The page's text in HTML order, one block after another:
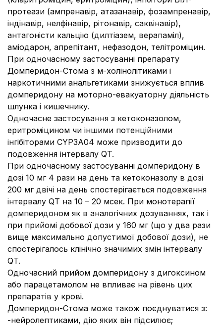
протеази (ампренавір, атазанавір, фозампренавір,
індінавір, нелфінавір, рітонавір, саквінавір),
антагоністи кальцію (дилтіазем, верапаміл),
аміодарон, апрепітант, нефазодон, телітроміцин.
При одночасному застосуванні препарату
Домперидон-Стома з м-холінолітиками і
наркотичними анальгетиками знижується вплив
домперидону на моторно-евакуаторну діяльність
шлунка і кишечнику.
Одночасне застосування з кетоконазолом,
еритроміцином чи іншими потенційними
інгібіторами CYP3A04 може призводити до
подовження інтервалу QT.
При одночасному застосуванні домперидону в
дозі 10 мг 4 рази на день та кетоконазолу в дозі
200 мг двічі на день спостерігається подовження
інтервалу QT на 10 – 20 мсек. При монотерапії
домперидоном як в аналогічних дозуваннях, так і
при прийомі добової дози у 160 мг (що у два рази
вище максимально допустимої добової дози), не
спостерігалось клінічно значимих змін інтервалу
QT.
Одночасний прийом домперидону з дигоксином
або парацетамолом не впливає на рівень цих
препаратів у крові.
Домперидон-Стома може також поєднуватися з:
-нейролептиками, дію яких він підсилює;